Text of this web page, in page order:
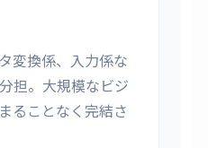
変換係、入力係な
担。大規模なビジ
ることなく完結さ